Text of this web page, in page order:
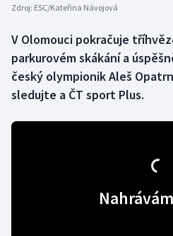
Box
Curling
Zdroj: ESC/Kateřina Návojová
V Olomouci pokračuje
parkurovém skákání a
český olympionik Aleš
sledujte a ČT sport Plus.